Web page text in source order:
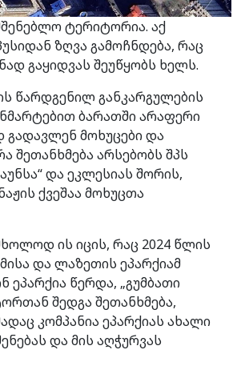
ტერიტორია. აქ
ზღვა გამოჩნდება, რაც
გაყიდვას შეუწყობს ხელს.
წარდგენილ განკარგულების
ბარათში არაფერი
გადავლენ მოხუცები და
შეთანხმება არსებობს შპს
და ეკლესიას შორის,
ქვეშაა მოხუცთა
ის იცის, რაც 2024 წლის
და ლაზეთის ეპარქიამ
ეპარქია წერდა, „გუმბათი
შედგა შეთანხმება,
კომპანია ეპარქიას ახალი
და მის აღჭურვას